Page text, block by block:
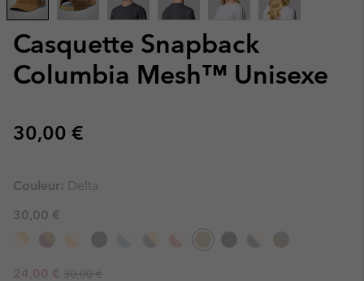
Casquette Snapback
Columbia Mesh™ Unisexe
Regular price:
30,00 €
Couleur: Delta
30,00 €
Sale price:
24,00 € Regular price:
30,00 €